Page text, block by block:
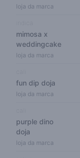
loja da marca
mimosa x
weddingcake
loja da marca
fun dip doja
loja da marca
purple dino
doja
loja da marca